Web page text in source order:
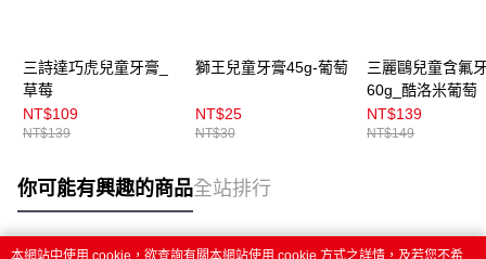
三詩達巧虎兒童牙膏_
草莓
NT$109
NT$139
獅王兒童牙膏45g-葡萄
NT$25
NT$30
三麗鷗兒童含氟
60g_酷洛米葡萄
NT$139
NT$149
你可能有興趣的商品全站排行
本網站中使用 cookie，欲查詢有關本網站使用 cookie 方式之詳情，及若您不希